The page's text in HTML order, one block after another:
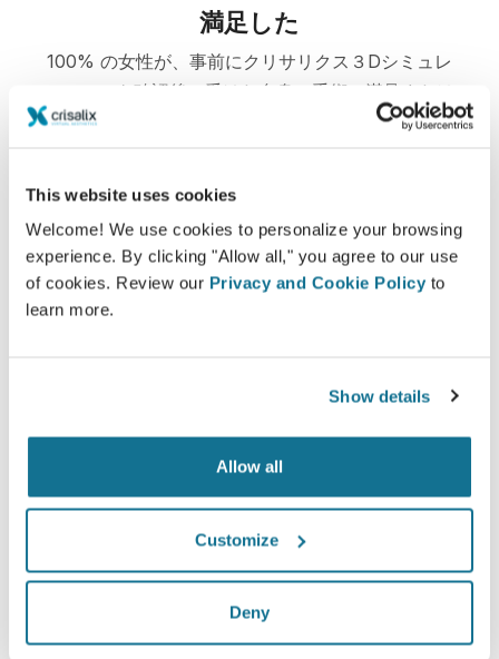
This website uses cookies
Welcome! We use cookies to personalize your browsing
experience. By clicking "Allow all," you agree to our use
of cookies. Review our Privacy and Cookie Policy to
learn more.
Show details
Allow all
Customize
Deny
満足した
100% の女性が、事前にクリサリクス３Dシミュレ
ーションを確認後に受けた自身の手術に満足または
大変満足していると話しています。*
*オンラインで行われた5月2010年と9月2011年の間に豊胸の手術
を受けた患者様のスイスの調査。